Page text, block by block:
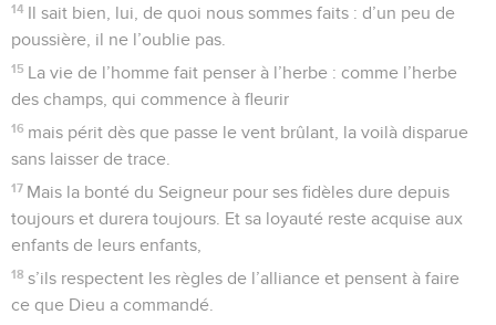
14 Il sait bien, lui, de quoi nous sommes faits : d’un peu de
poussière, il ne l’oublie pas.
15 La vie de l’homme fait penser à l’herbe : comme l’herbe
des champs, qui commence à fleurir
16 mais périt dès que passe le vent brûlant, la voilà disparue
sans laisser de trace.
17 Mais la bonté du Seigneur pour ses fidèles dure depuis
toujours et durera toujours. Et sa loyauté reste acquise aux
enfants de leurs enfants,
18 s’ils respectent les règles de l’alliance et pensent à faire
ce que Dieu a commandé.